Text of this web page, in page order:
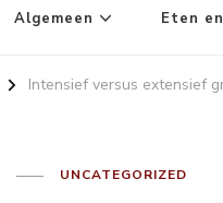
Algemeen Eten
Intensief versus extensief
UNCATEGORIZED